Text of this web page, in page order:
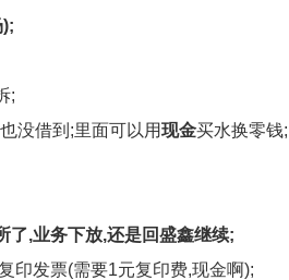
;
没借到;里面可以用现金买水换零钱;
了,业务下放,还是回盛鑫继续;
印发票(需要1元复印费,现金啊);